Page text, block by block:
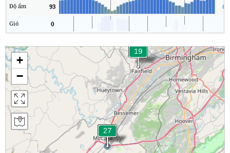
Độ ẩm 93 63
Gió 0
+
−